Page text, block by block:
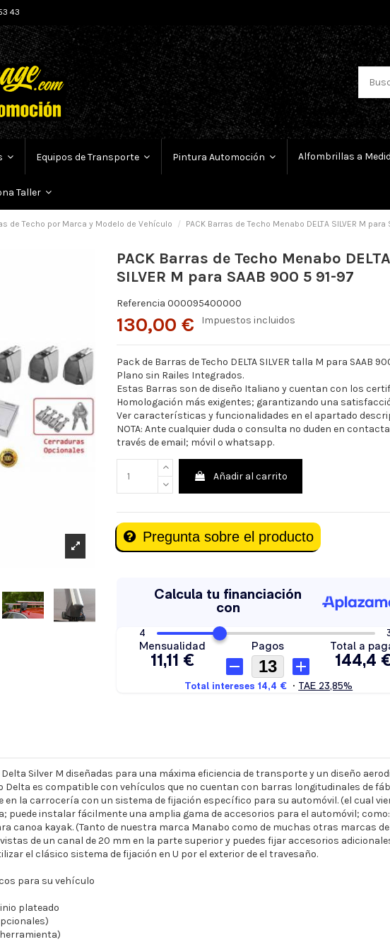
43
Equipos de Transporte Pintura Automoción Alfombrillas a
Taller
de Techo por Marca y Modelo de Vehículo PACK Barras de Techo Menabo DELTA SILVER M
PACK Barras de Techo Menabo DELTA
SILVER M para SAAB 900 5 91-97
Referencia 000095400000
130,00 € Impuestos incluidos
Pack de Barras de Techo DELTA SILVER talla M para SAAB
Plano sin Railes Integrados.
Estas Barras son de diseño Italiano y cuentan con los
Homologación más exigentes; garantizando una
Ver características y funcionalidades en el apartado
NOTA: Ante cualquier duda o consulta no duden en
través de email; móvil o whatsapp.
Añadir al carrito
Pregunta sobre el producto
Delta Silver M diseñadas para una máxima eficiencia de transporte y un diseño
Delta es compatible con vehículos que no cuentan con barras longitudinales de
la carrocería con un sistema de fijación específico para su automóvil. (el cual
puede instalar fácilmente una amplia gama de accesorios para el automóvil;
canoa kayak. (Tanto de nuestra marca Manabo como de muchas otras marcas
de un canal de 20 mm en la parte superior y puedes fijar accesorios
el clásico sistema de fijación en U por el exterior de el travesaño.
para su vehículo
plateado
herramienta)